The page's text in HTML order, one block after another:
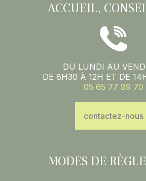
ACCUEIL,
DU LUNDI AU
DE 8H30 À 12H ET DE
05 65 77 99 70
contactez-nous
MODES DE